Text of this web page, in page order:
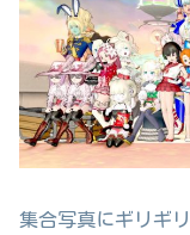
集合写真にギリギリ